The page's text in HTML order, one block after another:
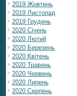
2019 Жовтень
2019 Листопад
2019 Грудень
2020 Січень
2020 Лютий
2020 Березень
2020 Квітень
2020 Травень
2020 Червень
2020 Липень
2020 Серпень